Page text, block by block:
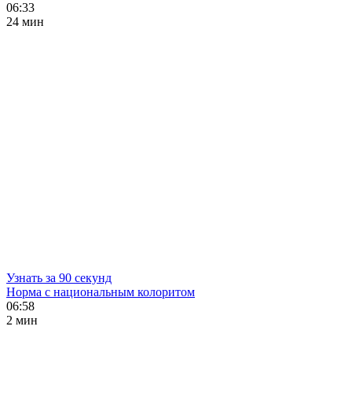
06:33
24 мин
Узнать за 90 секунд
Норма с национальным колоритом
06:58
2 мин